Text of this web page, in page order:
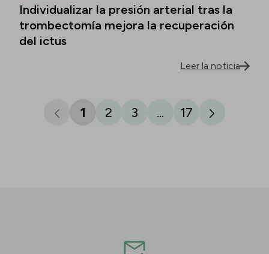
Individualizar la presión arterial tras la
trombectomía mejora la recuperación
del ictus
Leer la noticia
1 2 3 ... 17